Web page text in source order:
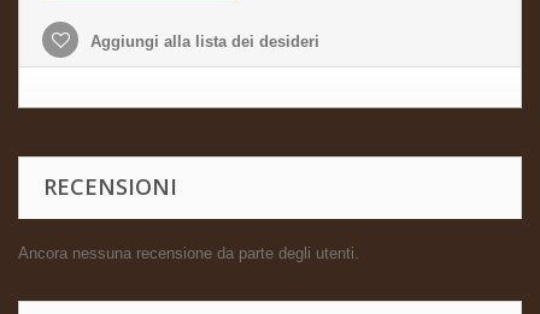
Aggiungi alla lista dei desideri
RECENSIONI
Ancora nessuna recensione da parte degli utenti.